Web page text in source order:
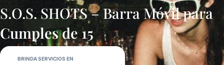
S.O.S. SHOTS – Barra Móvil para
Cumples de 15
BRINDA SERVICIOS EN